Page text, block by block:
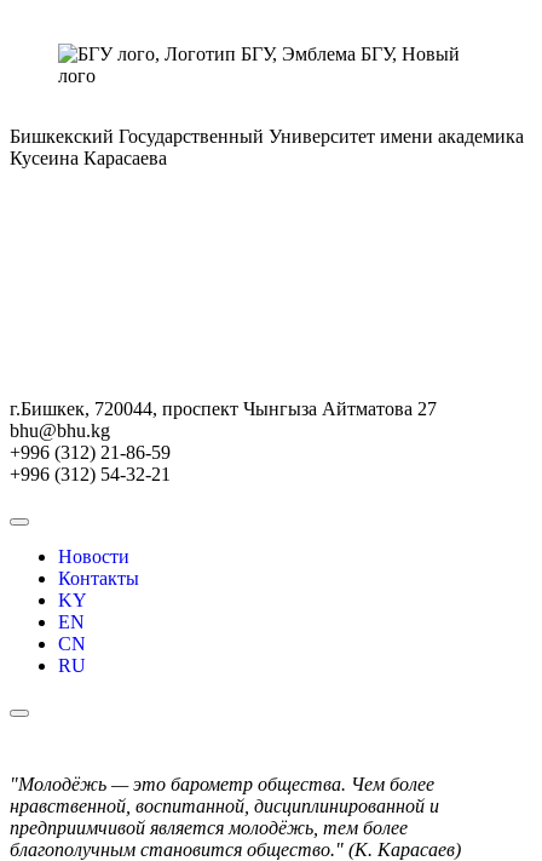
Бишкекский Государственный Университет имени академика
Кусеина Карасаева
г.Бишкек, 720044, проспект Чынгыза Айтматова 27
bhu@bhu.kg
+996 (312) 21-86-59
+996 (312) 54-32-21
Новости
Контакты
KY
EN
CN
RU
"Молодёжь — это барометр общества. Чем более
нравственной, воспитанной, дисциплинированной и
предприимчивой является молодёжь, тем более
благополучным становится общество." (К. Карасаев)